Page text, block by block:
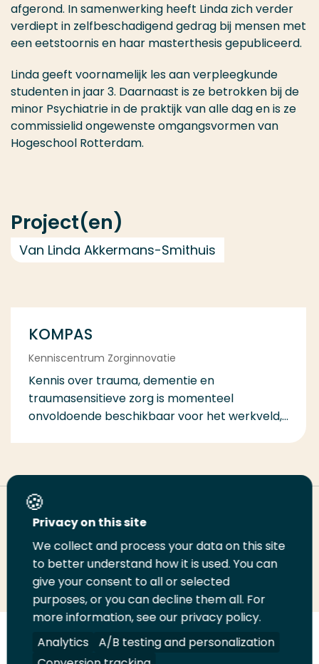
afgerond. In samenwerking heeft Linda zich verder
verdiept in zelfbeschadigend gedrag bij mensen met
een eetstoornis en haar masterthesis gepubliceerd.
Linda geeft voornamelijk les aan verpleegkunde
studenten in jaar 3. Daarnaast is ze betrokken bij de
minor Psychiatrie in de praktijk van alle dag en is ze
commissielid ongewenste omgangsvormen van
Hogeschool Rotterdam.
Project(en)
Van Linda Akkermans-Smithuis
KOMPAS
Kenniscentrum Zorginnovatie
Kennis over trauma, dementie en
traumasensitieve zorg is momenteel
onvoldoende beschikbaar voor het werkveld,...
Deel deze pagina
Deel
LinkedIn
Deel
op
Twitter
Deel
op
Facebook
Email
deze
pagina
Print
deze
pagina
Volg
ons
Volg
ons
Volg
ons
Volg
ons
Privacy on this site
We collect and process your data on this site
to better understand how it is used. You can
give your consent to all or selected
purposes, or you can decline them all. For
more information, see our privacy policy.
Analytics
A/B testing and personalization